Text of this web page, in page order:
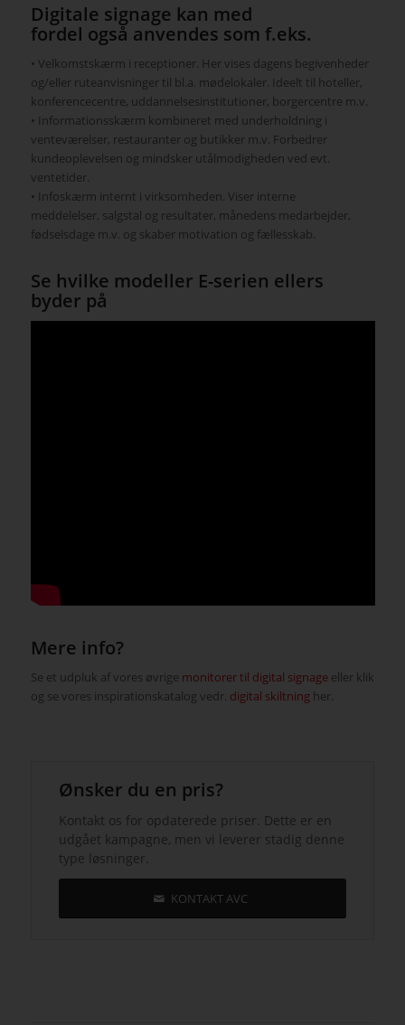
Digitale signage kan med
fordel også anvendes som f.eks.
• Velkomstskærm i receptioner. Her vises dagens begivenheder
og/eller ruteanvisninger til bl.a. mødelokaler. Ideelt til hoteller,
konferencecentre, uddannelsesinstitutioner, borgercentre m.v.
• Informationsskærm kombineret med underholdning i
venteværelser, restauranter og butikker m.v. Forbedrer
kundeoplevelsen og mindsker utålmodigheden ved evt.
ventetider.
• Infoskærm internt i virksomheden. Viser interne
meddelelser, salgstal og resultater, månedens medarbejder,
fødselsdage m.v. og skaber motivation og fællesskab.
Se hvilke modeller E-serien ellers
byder på
Mere info?
Se et udpluk af vores øvrige monitorer til digital signageeller klik
og se vores inspirationskatalog vedr. digital skiltningher.
Ønsker du en pris?
Kontakt os for opdaterede priser. Dette er en
udgået kampagne, men vi leverer stadig denne
type løsninger.
KONTAKT AVC